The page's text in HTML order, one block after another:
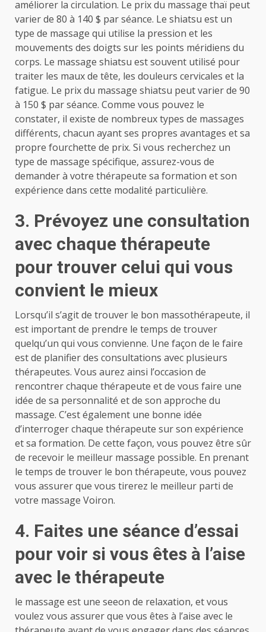
améliorer la circulation. Le prix du massage thaï peut
varier de 80 à 140 $ par séance. Le shiatsu est un
type de massage qui utilise la pression et les
mouvements des doigts sur les points méridiens du
corps. Le massage shiatsu est souvent utilisé pour
traiter les maux de tête, les douleurs cervicales et la
fatigue. Le prix du massage shiatsu peut varier de 90
à 150 $ par séance. Comme vous pouvez le
constater, il existe de nombreux types de massages
différents, chacun ayant ses propres avantages et sa
propre fourchette de prix. Si vous recherchez un
type de massage spécifique, assurez-vous de
demander à votre thérapeute sa formation et son
expérience dans cette modalité particulière.
3. Prévoyez une consultation
avec chaque thérapeute
pour trouver celui qui vous
convient le mieux
Lorsqu’il s’agit de trouver le bon massothérapeute, il
est important de prendre le temps de trouver
quelqu’un qui vous convienne. Une façon de le faire
est de planifier des consultations avec plusieurs
thérapeutes. Vous aurez ainsi l’occasion de
rencontrer chaque thérapeute et de vous faire une
idée de sa personnalité et de son approche du
massage. C’est également une bonne idée
d’interroger chaque thérapeute sur son expérience
et sa formation. De cette façon, vous pouvez être sûr
de recevoir le meilleur massage possible. En prenant
le temps de trouver le bon thérapeute, vous pouvez
vous assurer que vous tirerez le meilleur parti de
votre massage Voiron.
4. Faites une séance d’essai
pour voir si vous êtes à l’aise
avec le thérapeute
le massage est une seeon de relaxation, et vous
voulez vous assurer que vous êtes à l’aise avec le